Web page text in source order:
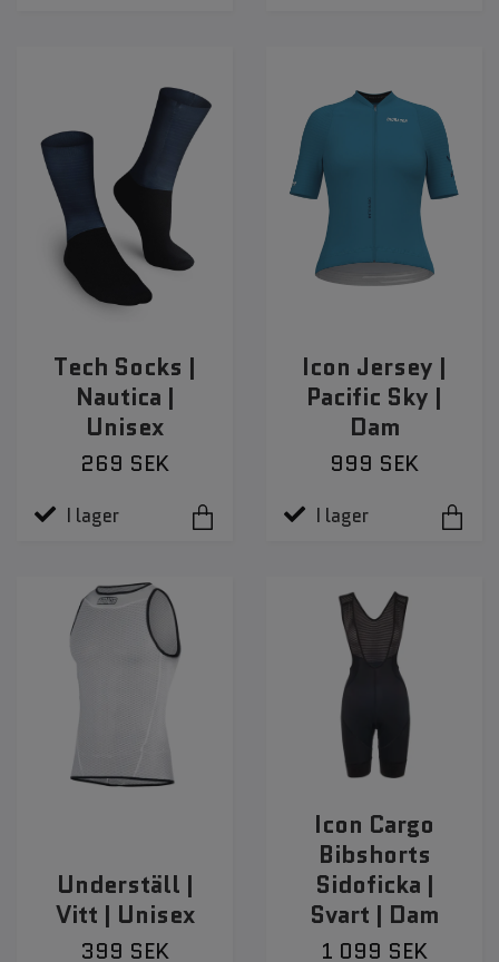
Tech Socks |
Nautica |
Unisex
269 SEK
I lager
Icon Jersey |
Pacific Sky |
Dam
999 SEK
I lager
Underställ |
Vitt | Unisex
399 SEK
Icon Cargo
Bibshorts
Sidoficka |
Svart | Dam
1 099 SEK